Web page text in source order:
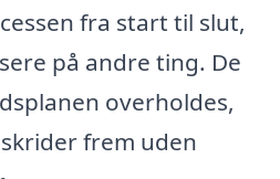
fra start til slut,
på andre ting. De
overholdes,
frem uden